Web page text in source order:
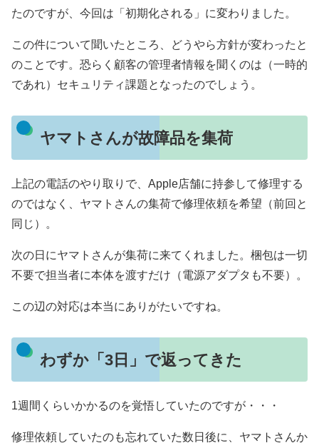
たのですが、今回は「初期化される」に変わりました。
この件について聞いたところ、どうやら方針が変わったと
のことです。恐らく顧客の管理者情報を聞くのは（一時的
であれ）セキュリティ課題となったのでしょう。
ヤマトさんが故障品を集荷
上記の電話のやり取りで、Apple店舗に持参して修理する
のではなく、ヤマトさんの集荷で修理依頼を希望（前回と
同じ）。
次の日にヤマトさんが集荷に来てくれました。梱包は一切
不要で担当者に本体を渡すだけ（電源アダプタも不要）。
この辺の対応は本当にありがたいですね。
わずか「3日」で返ってきた
1週間くらいかかるのを覚悟していたのですが・・・
修理依頼していたのも忘れていた数日後に、ヤマトさんか